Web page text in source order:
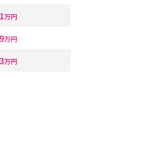
万円
万円
万円